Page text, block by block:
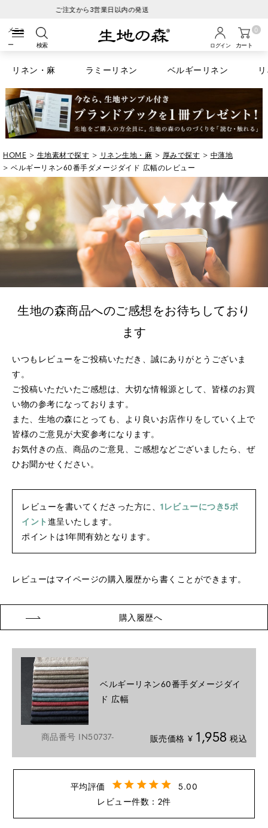
税込6600円以上のお買い物で送料無料
検索 ログイン カート
0
リネン・麻 ラミーリネン ベルギーリネン
HOME 生地素材で探す リネン生地・麻 厚みで探す
中薄地
ベルギーリネン60番手ダメージダイド 広幅のレビュー
生地の森商品へのご感想をお待ちしており
ます
いつもレビューをご投稿いただき、誠にありがとうございま
す。
ご投稿いただいたご感想は、大切な情報源として、皆様のお買
い物の参考になっております。
また、生地の森にとっても、より良いお店作りをしていく上で
皆様のご意見が大変参考になります。
お気付きの点、商品のご意見、ご感想などございましたら、ぜ
ひお聞かせください。
レビューを書いてくださった方に、 1レビューにつき5ポ
イント 進呈いたします。
ポイントは1年間有効となります。
レビューはマイページの購入履歴から書くことができます。
購入履歴へ
ベルギーリネン60番手ダメージダイ
ド 広幅
商品番号 IN50737- 販売価格 ¥ 1,958 税込
5.00
2